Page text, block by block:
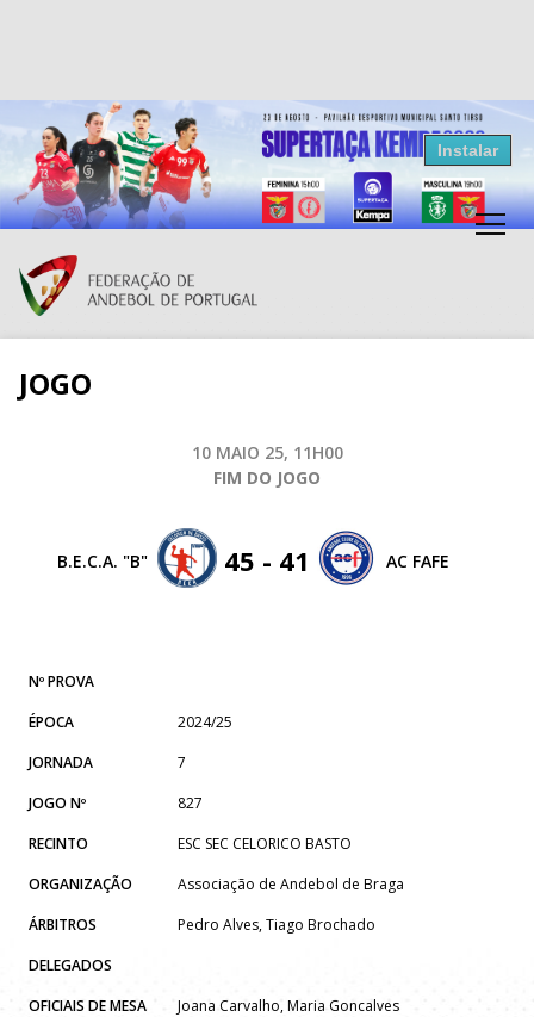
Resultados Andebol
Federação de Andebol de Portugal
Grátis - Disponivel na Play Store
Instalar
JOGO
10 MAIO 25, 11H00
FIM DO JOGO
B.E.C.A. "B" 45 - 41 AC FAFE
Nº PROVA
ÉPOCA
2024/25
JORNADA
7
JOGO Nº
827
RECINTO
ESC SEC CELORICO BASTO
ORGANIZAÇÃO
Associação de Andebol de Braga
ÁRBITROS
Pedro Alves, Tiago Brochado
DELEGADOS
OFICIAIS DE MESA
Joana Carvalho, Maria Goncalves